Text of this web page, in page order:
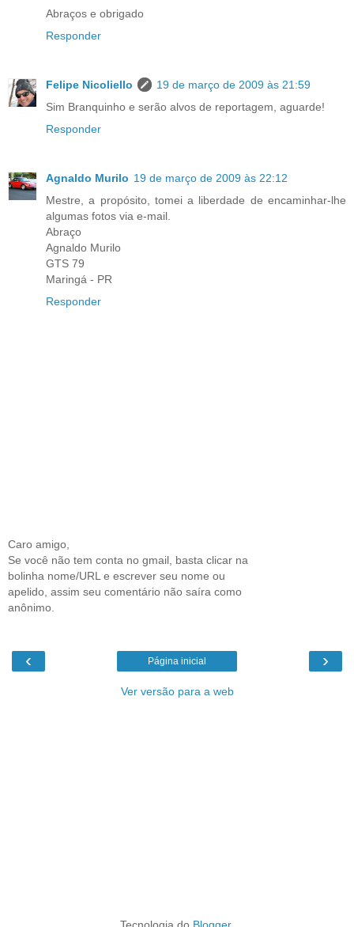
Abraços e obrigado
Responder
Felipe Nicoliello
19 de março de 2009 às 21:59
Sim Branquinho e serão alvos de reportagem, aguarde!
Responder
Agnaldo Murilo 19 de março de 2009 às 22:12
Mestre, a propósito, tomei a liberdade de encaminhar-lhe
algumas fotos via e-mail.
Abraço
Agnaldo Murilo
GTS 79
Maringá - PR
Responder
Caro amigo,
Se você não tem conta no gmail, basta clicar na
bolinha nome/URL e escrever seu nome ou
apelido, assim seu comentário não saíra como
anônimo.
‹ ›
Página inicial
Ver versão para a web
Tecnologia do Blogger.